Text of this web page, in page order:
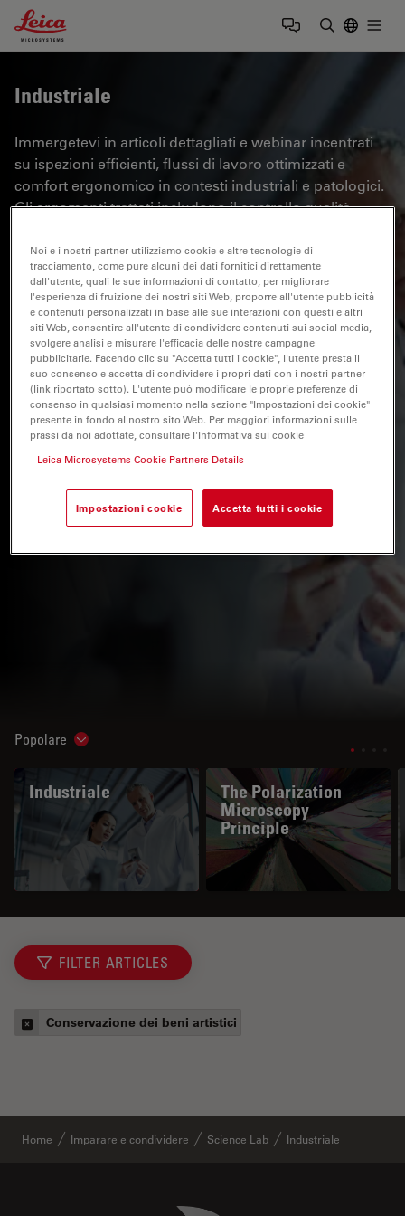
Leica Microsystems Logo
Industriale
Immergetevi in articoli dettagliati e webinar incentrati
su ispezioni efficienti, flussi di lavoro ottimizzati e
comfort ergonomico in contesti industriali e patologici.
Gli argomenti trattati includono il controllo qualità,
molti altri. Questo è il luogo in cui potrete ottenere
preziose informazioni sull'utilizzo di tecnologie
all'avanguardia per migliorare la precisione e
l'efficienza dei processi di produzione, nonché
l'accuratezza della diagnosi e della ricerca patologica.
Popolare Show subnavigation
Industriale
The Polarization
Microscopy
Principle
FILTER ARTICLES
Conservazione dei beni artistici
Home Imparare e condividere Science Lab Industriale
Noi e i nostri partner utilizziamo cookie e altre tecnologie di
tracciamento, come pure alcuni dei dati fornitici direttamente
dall'utente, quali le sue informazioni di contatto, per migliorare
l'esperienza di fruizione dei nostri siti Web, proporre all'utente pubblicità
e contenuti personalizzati in base alle sue interazioni con questi e altri
siti Web, consentire all'utente di condividere contenuti sui social media,
svolgere analisi e misurare l'efficacia delle nostre campagne
pubblicitarie. Facendo clic su "Accetta tutti i cookie", l'utente presta il
suo consenso e accetta di condividere i propri dati con i nostri partner
(link riportato sotto). L'utente può modificare le proprie preferenze di
consenso in qualsiasi momento nella sezione "Impostazioni dei cookie"
presente in fondo al nostro sito Web. Per maggiori informazioni sulle
prassi da noi adottate, consultare l'Informativa sui cookie
Leica Microsystems Cookie Partners Details
Impostazioni cookie Accetta tutti i cookie